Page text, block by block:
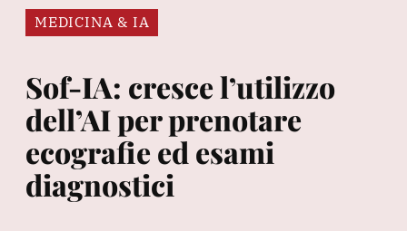
MEDICINA & IA
Sof-IA: cresce l’utilizzo
dell’AI per prenotare
ecografie ed esami
diagnostici